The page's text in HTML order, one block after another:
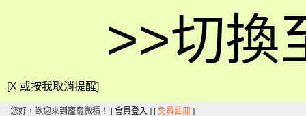
>>切換
[X 或按我取消提醒]
您好，歡迎來到寵寵微積！ [會員登入 ] [免費註冊 ]